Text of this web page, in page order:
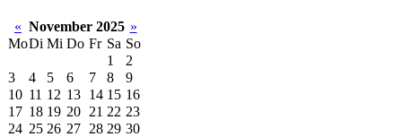
« November 2025 »
MoDi Mi Do Fr Sa So
1
2
3
4 5 6 7 8
9
10 11 12 13 14 15 16
17 18 19 20 21 22 23
24 25 26 27 28 29 30